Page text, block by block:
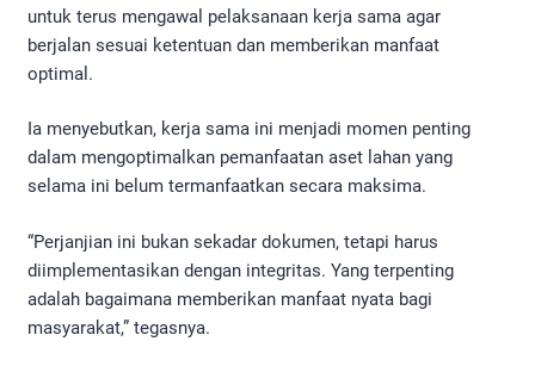
untuk terus mengawal pelaksanaan kerja sama agar
berjalan sesuai ketentuan dan memberikan manfaat
optimal.
Ia menyebutkan, kerja sama ini menjadi momen penting
dalam mengoptimalkan pemanfaatan aset lahan yang
selama ini belum termanfaatkan secara maksima.
“Perjanjian ini bukan sekadar dokumen, tetapi harus
diimplementasikan dengan integritas. Yang terpenting
adalah bagaimana memberikan manfaat nyata bagi
masyarakat,” tegasnya.